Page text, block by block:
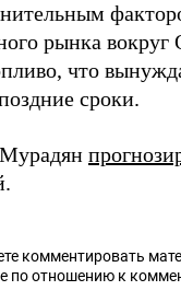
рынка вокруг
что
сроки.
комментировать
по отношению к